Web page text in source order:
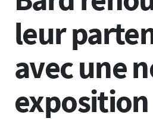
leur
avec une
exposition